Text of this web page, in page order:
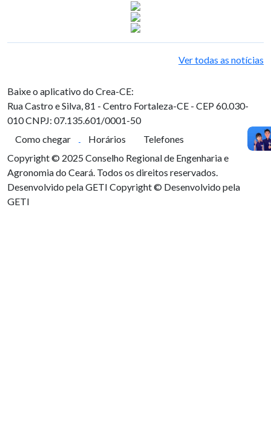
Ver todas as notícias
Baixe o aplicativo do Crea-CE:
Rua Castro e Silva, 81 - Centro Fortaleza-CE - CEP 60.030-
010CNPJ: 07.135.601/0001-50
Como chegar
Horários
Telefones
Copyright © 2025 Conselho Regional de Engenharia e
Agronomia do Ceará. Todos os direitos reservados.
Desenvolvido pela GETI Copyright © Desenvolvido pela
GETI